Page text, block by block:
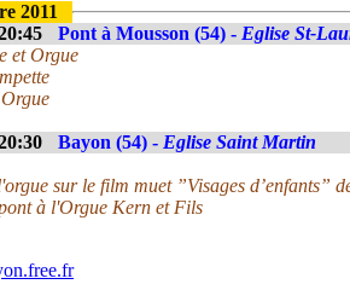
2011
Pont à Mousson (54) - Eglise St-
et Orgue
Bayon (54) - Eglise Saint Martin
sur le film muet ”Visages d’enfants”
à l'Orgue Kern et Fils